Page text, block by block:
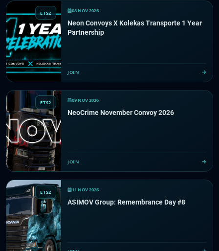
ETS2 08 NOV 2026
Neon Convoys X Kolekas Transporte 1 Year
Partnership
JOIN
ETS2 09 NOV 2026
NeoCrime November Convoy 2026
JOIN
ETS2 11 NOV 2026
ASIMOV Group: Remembrance Day #8